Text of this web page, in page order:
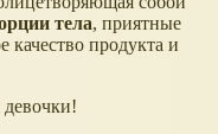
тела, приятные
продукта и